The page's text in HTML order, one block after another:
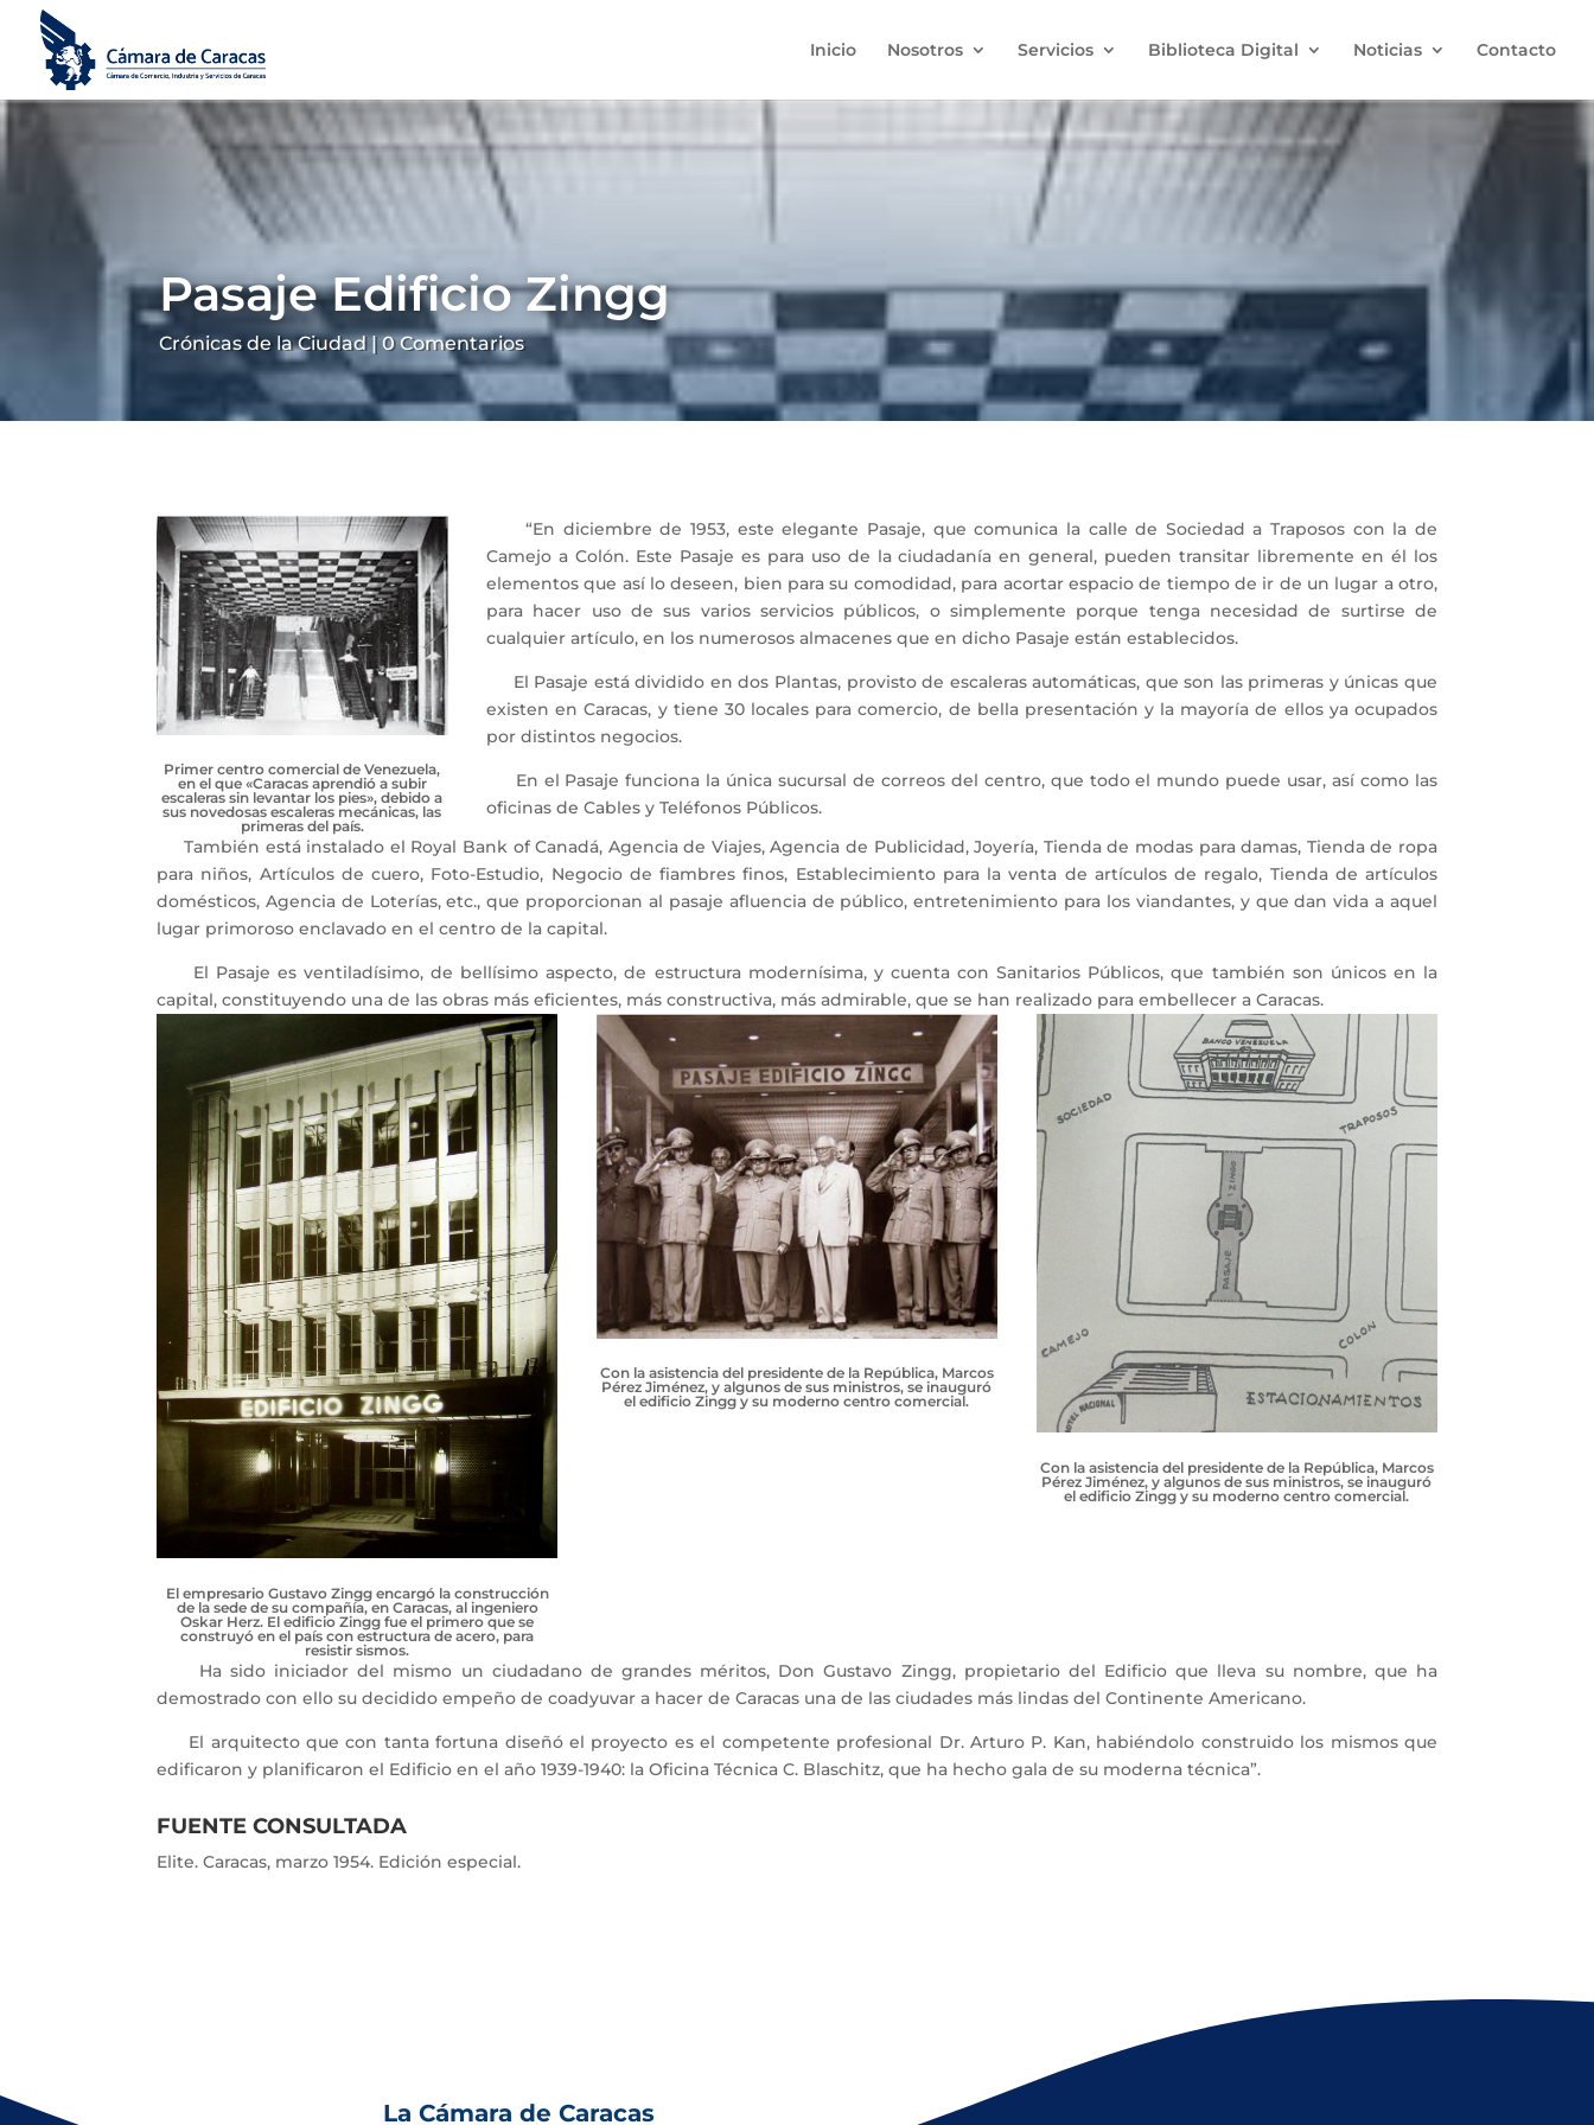
Inicio Nosotros Servicios Biblioteca Digital Noticias Contacto
Pasaje Edificio Zingg
Crónicas de la Ciudad|0 Comentarios
Primer centro comercial de Venezuela,
en el que «Caracas aprendió a subir
escaleras sin levantar los pies», debido a
sus novedosas escaleras mecánicas, las
primeras del país.
“En diciembre de 1953, este elegante Pasaje, que comunica la calle de Sociedad a Traposos con la de
Camejo a Colón. Este Pasaje es para uso de la ciudadanía en general, pueden transitar libremente en él los
elementos que así lo deseen, bien para su comodidad, para acortar espacio de tiempo de ir de un lugar a otro,
para hacer uso de sus varios servicios públicos, o simplemente porque tenga necesidad de surtirse de
cualquier artículo, en los numerosos almacenes que en dicho Pasaje están establecidos.
El Pasaje está dividido en dos Plantas, provisto de escaleras automáticas, que son las primeras y únicas que
existen en Caracas, y tiene 30 locales para comercio, de bella presentación y la mayoría de ellos ya ocupados
por distintos negocios.
En el Pasaje funciona la única sucursal de correos del centro, que todo el mundo puede usar, así como las
oficinas de Cables y Teléfonos Públicos.
También está instalado el Royal Bank of Canadá, Agencia de Viajes, Agencia de Publicidad, Joyería, Tienda de modas para damas, Tienda de ropa
para niños, Artículos de cuero, Foto-Estudio, Negocio de fiambres finos, Establecimiento para la venta de artículos de regalo, Tienda de artículos
domésticos, Agencia de Loterías, etc., que proporcionan al pasaje afluencia de público, entretenimiento para los viandantes, y que dan vida a aquel
lugar primoroso enclavado en el centro de la capital.
El Pasaje es ventiladísimo, de bellísimo aspecto, de estructura modernísima, y cuenta con Sanitarios Públicos, que también son únicos en la
capital, constituyendo una de las obras más eficientes, más constructiva, más admirable, que se han realizado para embellecer a Caracas.
El empresario Gustavo Zingg encargó la construcción
de la sede de su compañía, en Caracas, al ingeniero
Oskar Herz. El edificio Zingg fue el primero que se
construyó en el país con estructura de acero, para
resistir sismos.
Con la asistencia del presidente de la República, Marcos
Pérez Jiménez, y algunos de sus ministros, se inauguró
el edificio Zingg y su moderno centro comercial.
Con la asistencia del presidente de la República, Marcos
Pérez Jiménez, y algunos de sus ministros, se inauguró
el edificio Zingg y su moderno centro comercial.
Ha sido iniciador del mismo un ciudadano de grandes méritos, Don Gustavo Zingg, propietario del Edificio que lleva su nombre, que ha
demostrado con ello su decidido empeño de coadyuvar a hacer de Caracas una de las ciudades más lindas del Continente Americano.
El arquitecto que con tanta fortuna diseñó el proyecto es el competente profesional Dr. Arturo P. Kan, habiéndolo construido los mismos que
edificaron y planificaron el Edificio en el año 1939-1940: la Oficina Técnica C. Blaschitz, que ha hecho gala de su moderna técnica”.
FUENTE CONSULTADA
Elite. Caracas, marzo 1954. Edición especial.
La Cámara de Caracas